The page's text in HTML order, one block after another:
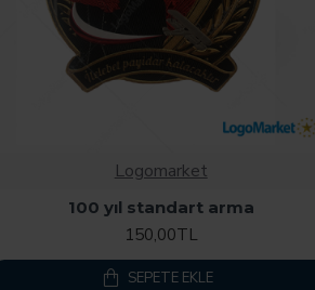
Logomarket
100 yıl standart arma
150,00TL
SEPETE EKLE